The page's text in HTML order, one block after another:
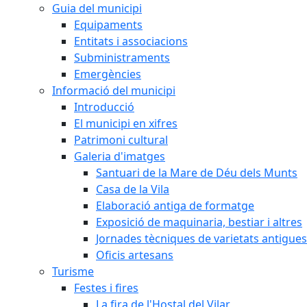
Guia del municipi
Equipaments
Entitats i associacions
Subministraments
Emergències
Informació del municipi
Introducció
El municipi en xifres
Patrimoni cultural
Galeria d'imatges
Santuari de la Mare de Déu dels Munts
Casa de la Vila
Elaboració antiga de formatge
Exposició de maquinaria, bestiar i altres
Jornades tècniques de varietats
Oficis artesans
Turisme
Festes i fires